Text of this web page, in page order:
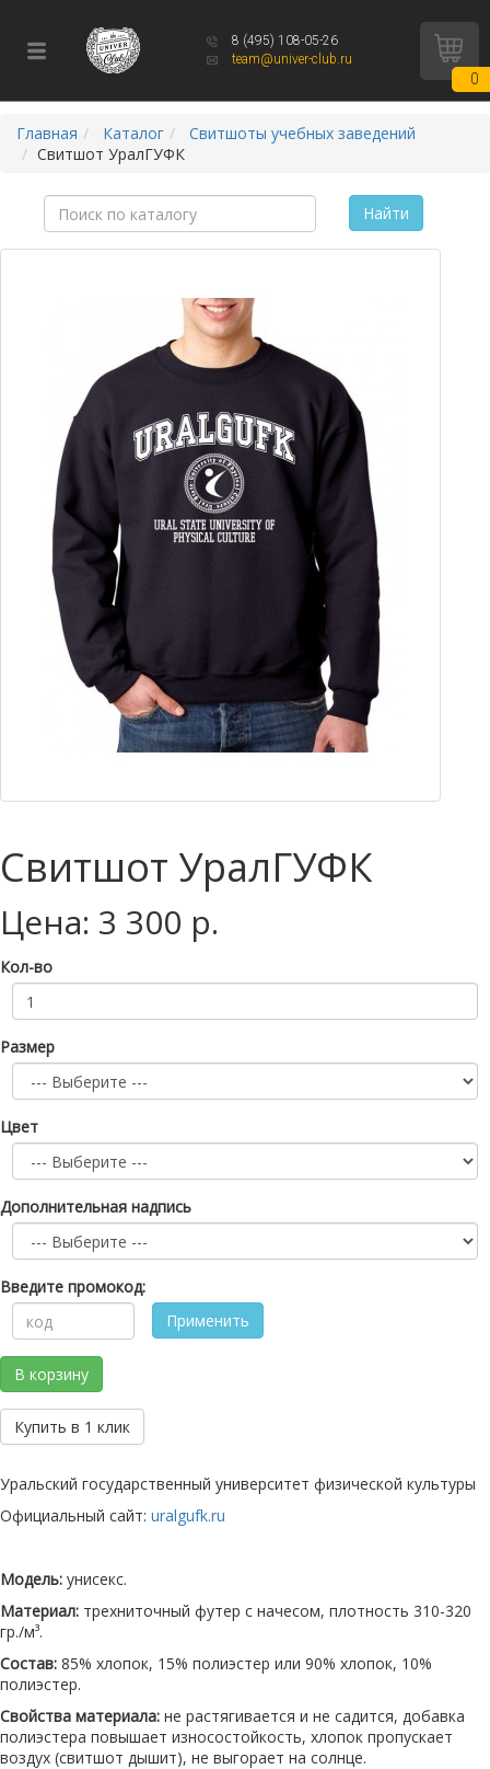
8 (495) 108-05-26
team@univer-club.ru
0
Главная Каталог
Свитшоты учебных заведений
Свитшот УралГУФК
Найти
Свитшот УралГУФК
Цена: 3 300 р.
Кол-во
Размер
Цвет
Дополнительная надпись
Введите промокод:
Применить
В корзину
Купить в 1 клик
Уральский государственный университет физической культуры
Официальный сайт: uralgufk.ru
Модель: унисекс.
Материал: трехниточный футер с начесом, плотность 310-320
гр./м³.
Состав: 85% хлопок, 15% полиэстер или 90% хлопок, 10%
полиэстер.
Свойства материала: не растягивается и не садится, добавка
полиэстера повышает износостойкость, хлопок пропускает
воздух (свитшот дышит), не выгорает на солнце.